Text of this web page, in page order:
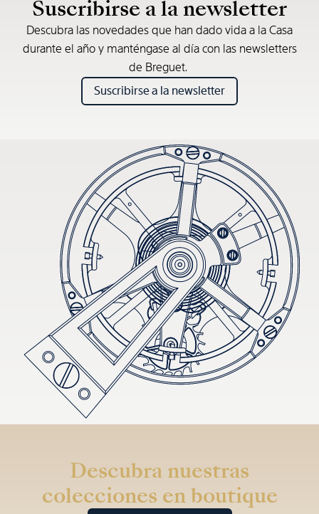
Suscribirse a la newsletter
Descubra las novedades que han dado vida a la Casa
durante el año y manténgase al día con las newsletters
de Breguet.
Suscribirse a la newsletter
Descubra nuestras
colecciones en boutique